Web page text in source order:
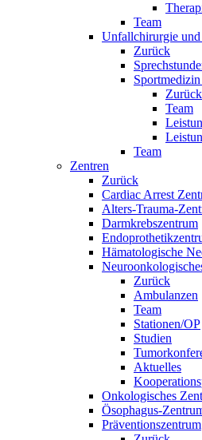
Team
Unfallchirurgie
Zurück
Zurück
Team
Team
Zentren
Zurück
Cardiac Arrest
Alters-Trauma-
Darmkrebszentrum
Hämatologische
Zurück
Ambulanzen
Team
Stationen/OP
Studien
Aktuelles
Onkologisches
Ösophagus-
Präventionszentrum